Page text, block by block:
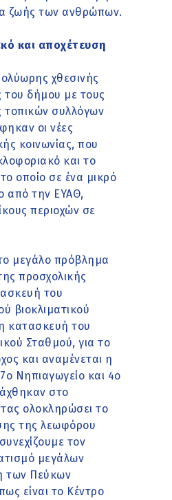
ζωής των ανθρώπων.
και αποχέτευση
χθεσινής
του δήμου με τους
τοπικών συλλόγων
οι νέες
κοινωνίας, που
και το
οποίο σε ένα μικρό
από την ΕΥΑΘ,
περιοχών σε
μεγάλο πρόβλημα
προσχολικής
του
βιοκλιματικού
κατασκευή του
Σταθμού, για το
και αναμένεται η
Νηπιαγωγείο και 4ο
στο
ολοκληρώσει το
της λεωφόρου
τον
μεγάλων
των Πεύκων
είναι το Κέντρο